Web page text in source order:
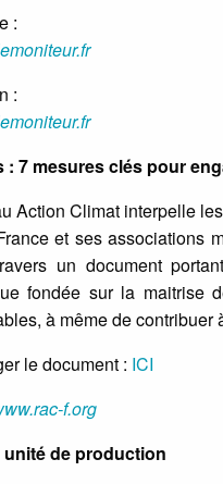
:
:
: 7 mesures clés pour
Action Climat interpelle
et ses associations
un document
fondée sur la maitrise
à même de contribuer
le document : ICI
f.org
unité de production